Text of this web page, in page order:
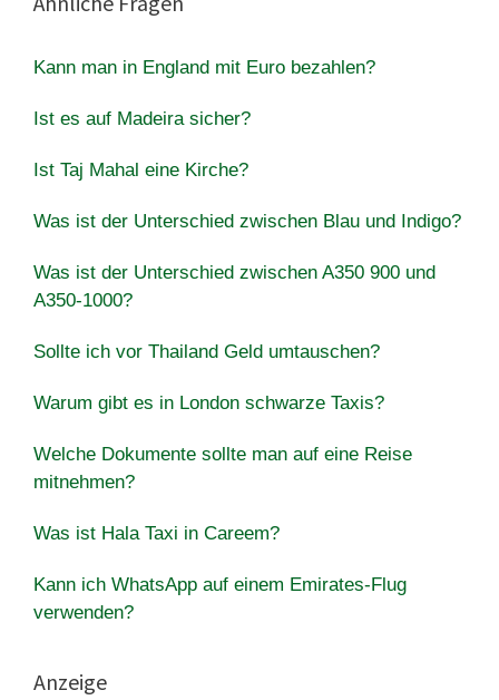
Kann man in England mit Euro bezahlen?
Ist es auf Madeira sicher?
Ist Taj Mahal eine Kirche?
Was ist der Unterschied zwischen Blau und Indigo?
Was ist der Unterschied zwischen A350 900 und
A350-1000?
Sollte ich vor Thailand Geld umtauschen?
Warum gibt es in London schwarze Taxis?
Welche Dokumente sollte man auf eine Reise
mitnehmen?
Was ist Hala Taxi in Careem?
Kann ich WhatsApp auf einem Emirates-Flug
verwenden?
Anzeige